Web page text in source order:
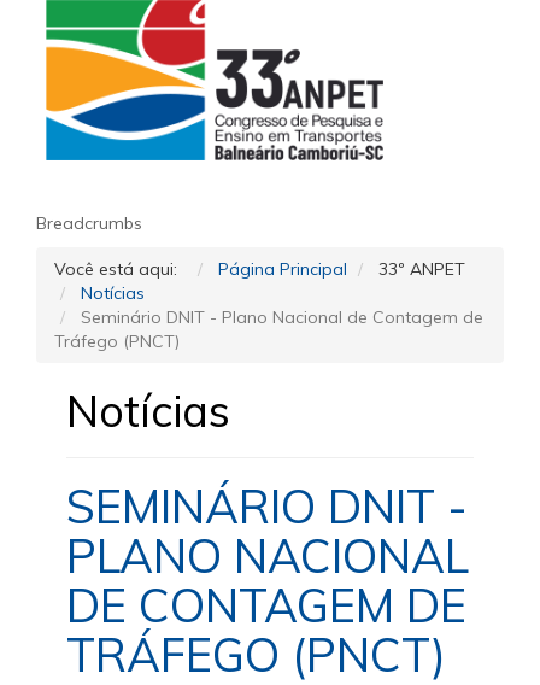
Breadcrumbs
Você está aqui: Página Principal
33º ANPET
Notícias
Seminário DNIT - Plano Nacional de Contagem de
Tráfego (PNCT)
Notícias
SEMINÁRIO DNIT -
PLANO NACIONAL
DE CONTAGEM DE
TRÁFEGO (PNCT)